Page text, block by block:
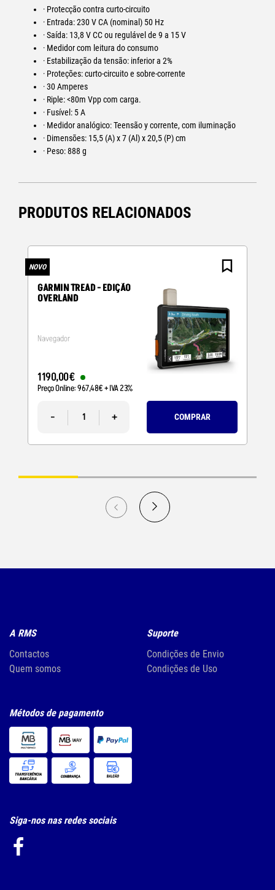
· Protecção contra curto-circuito
· Entrada: 230 V CA (nominal) 50 Hz
· Saída: 13,8 V CC ou regulável de 9 a 15 V
· Medidor com leitura do consumo
· Estabilização da tensão: inferior a 2%
· Proteções: curto-circuito e sobre-corrente
· 30 Amperes
· Riple: <80m Vpp com carga.
· Fusível: 5 A
· Medidor analógico: Teensão y corrente, com iluminação
· Dimensões: 15,5 (A) x 7 (Al) x 20,5 (P) cm
· Peso: 888 g
PRODUTOS RELACIONADOS
NOVO
GARMIN TREAD - EDIÇÃO
OVERLAND
Navegador
1190,00€
Preço Online:967,48€+ IVA 23%
- + COMPRAR
A RMS
Contactos
Quem somos
Suporte
Condições de Envio
Condições de Uso
Métodos de pagamento
Siga-nos nas redes sociais